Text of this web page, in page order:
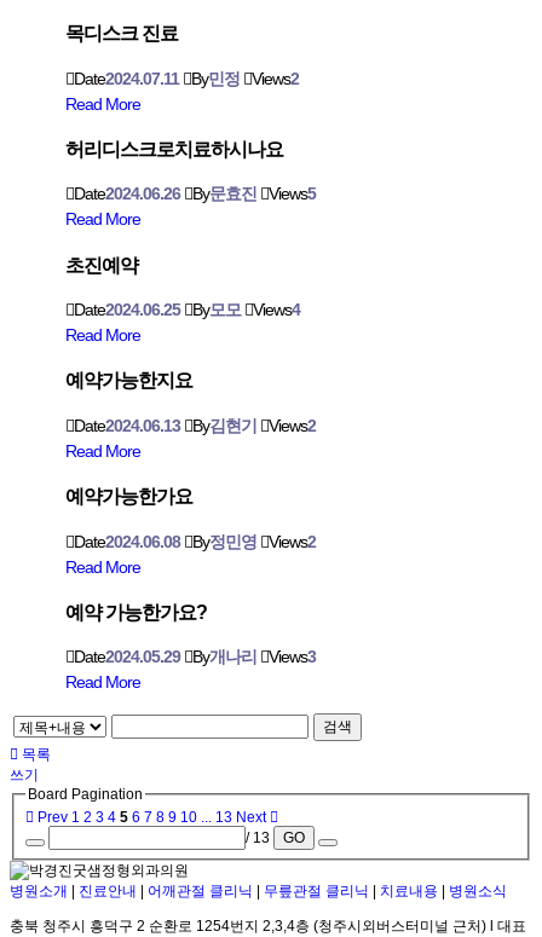
목디스크 진료
Date2024.07.11 By민정 Views2
Read More
허리디스크로치료하시나요
Date2024.06.26 By문효진 Views5
Read More
초진예약
Date2024.06.25 By모모 Views4
Read More
예약가능한지요
Date2024.06.13 By김현기 Views2
Read More
예약가능한가요
Date2024.06.08 By정민영 Views2
Read More
예약 가능한가요?
Date2024.05.29 By개나리 Views3
Read More
검색
목록
쓰기
Board Pagination
Prev 1 2 3 4 5 6 7 8 9 10 13 Next
/ 13
GO
병원소개 진료안내 어깨관절 클리닉 무릎관절 클리닉 치료내용 병원소식
충북 청주시 흥덕구 2 순환로 1254번지 2,3,4층 (청주시외버스터미널 근처) l 대표